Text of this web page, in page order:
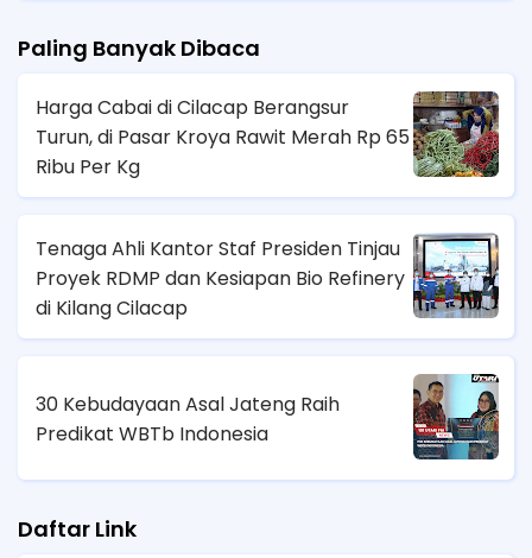
Paling Banyak Dibaca
Harga Cabai di Cilacap Berangsur
Turun, di Pasar Kroya Rawit Merah Rp 65
Ribu Per Kg
Tenaga Ahli Kantor Staf Presiden Tinjau
Proyek RDMP dan Kesiapan Bio Refinery
di Kilang Cilacap
30 Kebudayaan Asal Jateng Raih
Predikat WBTb Indonesia
Daftar Link